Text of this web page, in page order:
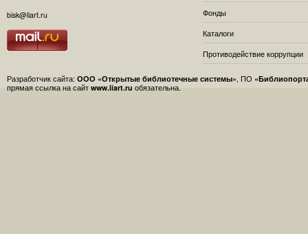
bisk@liart.ru
Фонды
Каталоги
Противодействие коррупции
Разработчик сайта: ООО «Открытые библиотечные системы» , ПО
прямая ссылка на сайт www.liart.ru обязательна.